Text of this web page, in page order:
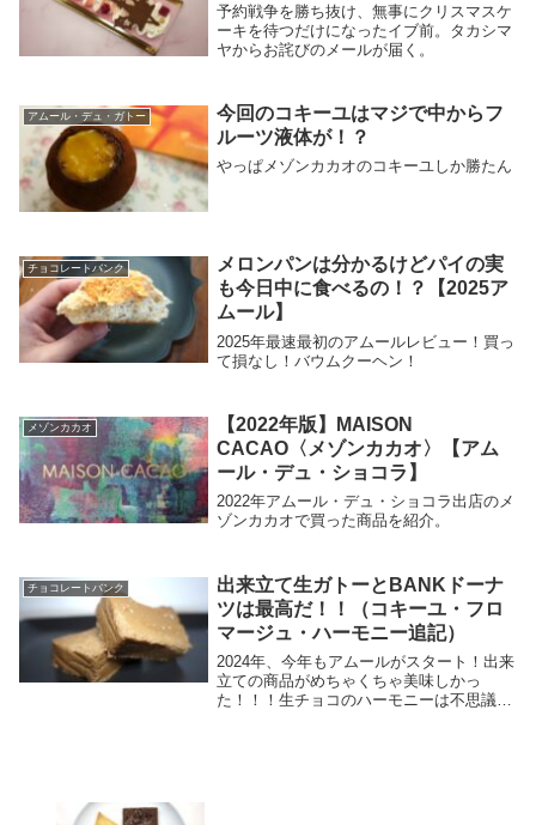
予約戦争を勝ち抜け、無事にクリスマスケ
ーキを待つだけになったイブ前。タカシマ
ヤからお詫びのメールが届く。
アムール・デュ・ガトー
今回のコキーユはマジで中からフ
ルーツ液体が！？
やっぱメゾンカカオのコキーユしか勝たん
チョコレートバンク
メロンパンは分かるけどパイの実
も今日中に食べるの！？【2025ア
ムール】
2025年最速最初のアムールレビュー！買っ
て損なし！バウムクーヘン！
メゾンカカオ
【2022年版】MAISON
CACAO〈メゾンカカオ〉【アム
ール・デュ・ショコラ】
2022年アムール・デュ・ショコラ出店のメ
ゾンカカオで買った商品を紹介。
チョコレートバンク
出来立て生ガトーとBANKドーナ
ツは最高だ！！（コキーユ・フロ
マージュ・ハーモニー追記）
2024年、今年もアムールがスタート！出来
立ての商品がめちゃくちゃ美味しかっ
た！！！生チョコのハーモニーは不思議な